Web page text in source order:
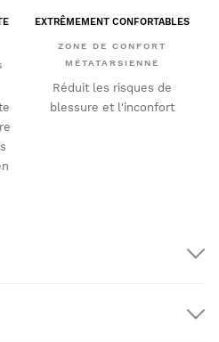
EXTRÊMEMENT CONFORTABLES
ZONE DE CONFORT
MÉTATARSIENNE
Réduit les risques de
blessure et l'inconfort